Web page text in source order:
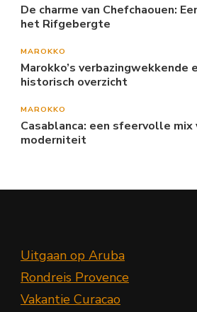
De charme van Chefchaouen:
het Rifgebergte
MAROKKO
Marokko’s verbazingwekkende
historisch overzicht
MAROKKO
Casablanca: een sfeervolle
moderniteit
Uitgaan op Aruba
Rondreis Provence
Vakantie Curacao